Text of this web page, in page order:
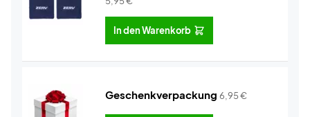
In den Warenkorb
Geschenkverpackung 6,95€